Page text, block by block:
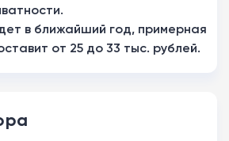
в ближайший год, примерная
от 25 до 33 тыс. рублей.